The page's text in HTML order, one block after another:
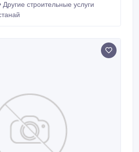
низкие цены.
Другие строительные услуги